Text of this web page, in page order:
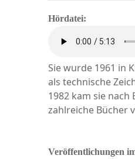
Hördatei:
Sie wurde 1961 in
als technische
1982 kam sie
zahlreiche Bücher
Veröffentlichungen